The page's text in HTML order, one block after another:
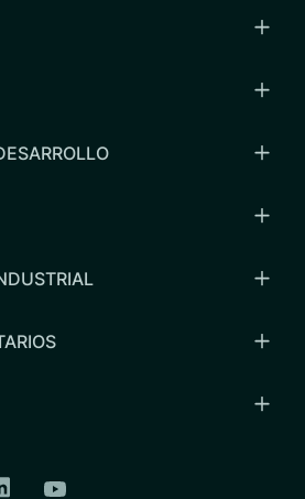
FacebookInstagram
Springs Linkedin